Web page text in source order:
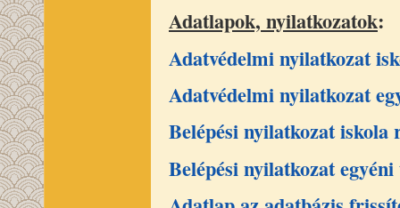
Adatlapok, nyilatkozatok:
Adatvédelmi nyilatkozat
Adatvédelmi nyilatkozat
Belépési nyilatkozat iskola
Belépési nyilatkozat